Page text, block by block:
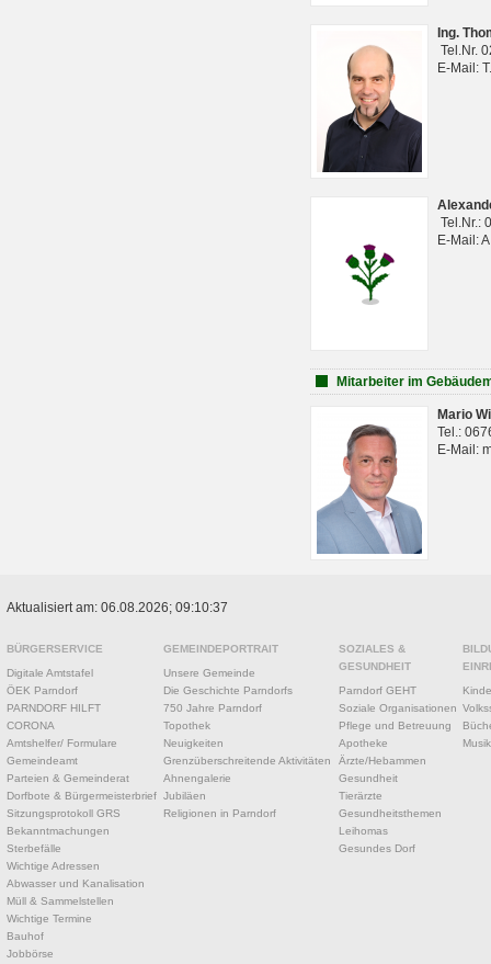
Ing.
Tel.Nr.
E-Mail:
Tel.Nr.:
E-Mail:
Mitarbeiter im
Mario
Tel.:
E-Mail:
Aktualisiert am: 06.08.2026; 09:10:37
BÜRGERSERVICE
Digitale Amtstafel
ÖEK Parndorf
PARNDORF HILFT
CORONA
Amtshelfer/ Formulare
Gemeindeamt
Parteien & Gemeinderat
Dorfbote & Bürgermeisterbrief
Sitzungsprotokoll GRS
Bekanntmachungen
Sterbefälle
Wichtige Adressen
Abwasser und Kanalisation
Müll & Sammelstellen
Wichtige Termine
Bauhof
Jobbörse
GEMEINDEPORTRAIT
Unsere Gemeinde
Die Geschichte Parndorfs
750 Jahre Parndorf
Topothek
Neuigkeiten
Grenzüberschreitende Aktivitäten
Ahnengalerie
Jubiläen
Religionen in Parndorf
SOZIALES &
GESUNDHEIT
Parndorf GEHT
Soziale Organisationen
Pflege und Betreuung
Apotheke
Ärzte/Hebammen
Gesundheit
Tierärzte
Gesundheitsthemen
Leihomas
Gesundes Dorf